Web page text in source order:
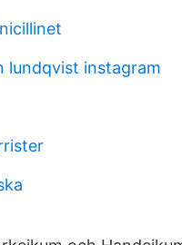
lundqvist instagram